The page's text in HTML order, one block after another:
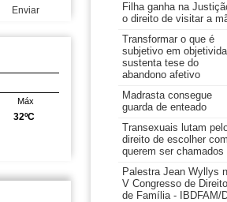
Enviar
Máx
32ºC
Filha ganha na
o direito de visitar a
Transformar o que é
subjetivo em
sustenta tese do
abandono afetivo
Madrasta consegue
guarda de enteado
Transexuais lutam
direito de escolher
querem ser chamados
Palestra Jean Wyllys
V Congresso de Direito
de Família - IBDFAM/